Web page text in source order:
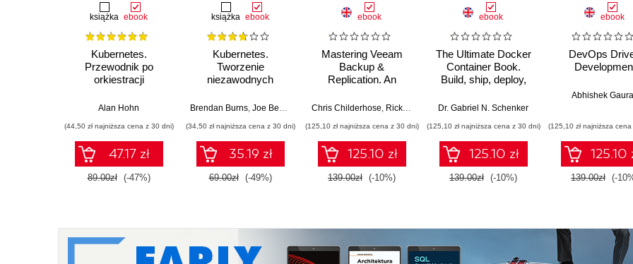
książka ebook
Kubernetes.
Przewodnik po
orkiestracji
tworzeniu
aplikacji
Alan Hohn
(44,50 zł najniższa cena z 30 dni)
47.17 zł
89.00zł (-47%)
książka ebook
Kubernetes.
Tworzenie
niezawodnych
rozproszonych.
Brendan Burns, Joe Beda Kelsey Hightower,Lachlan Evenson
(34,50 zł najniższa cena z 30 dni)
35.19 zł
69.00zł (-49%)
ebook
Mastering Veeam
Backup &
Replication. An
architect a resilient
platform with proven
best practices -
Fourth Edition
Chris Childerhose, Rick Vanover ,Nikola Pejková
(125,10 zł najniższa cena z 30 dni)
125.10 zł
139.00zł (-10%)
ebook
The Ultimate Docker
Container Book.
Build, ship, deploy,
containerized
Docker, Kubernetes,
and the cloud - Fourth
Edition
Dr. Gabriel N. Schenker
(125,10 zł najniższa cena z 30 dni)
125.10 zł
139.00zł (-10%)
ebook
DevOps
Abhishek
(125,10 zł najniższa
125.10
139.00zł (-